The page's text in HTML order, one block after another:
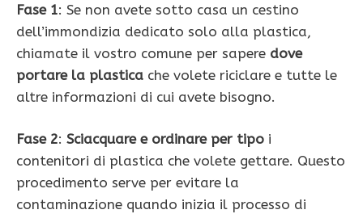
Fase 1: Se non avete sotto casa un cestino
dell’immondizia dedicato solo alla plastica,
chiamate il vostro comune per sapere dove
portare la plastica che volete riciclare e tutte le
altre informazioni di cui avete bisogno.
Fase 2: Sciacquare e ordinare per tipo i
contenitori di plastica che volete gettare. Questo
procedimento serve per evitare la
contaminazione quando inizia il processo di